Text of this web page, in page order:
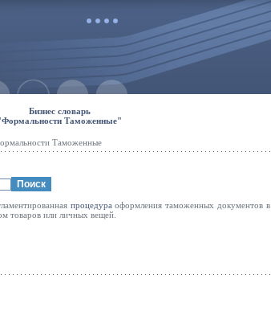
Бизнес словарь
Таможенные"
Таможенные
процедура оформления таможенных документов в
товаров или личных вещей.